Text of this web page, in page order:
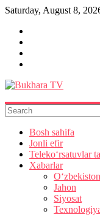
Skip
content
Saturday, August 8,
Bukhara
TV
Bosh sahifa
Jonli efir
Teleko‘rsatuvlar
Xabarlar
O‘zbekiston
Jahon
Siyosat